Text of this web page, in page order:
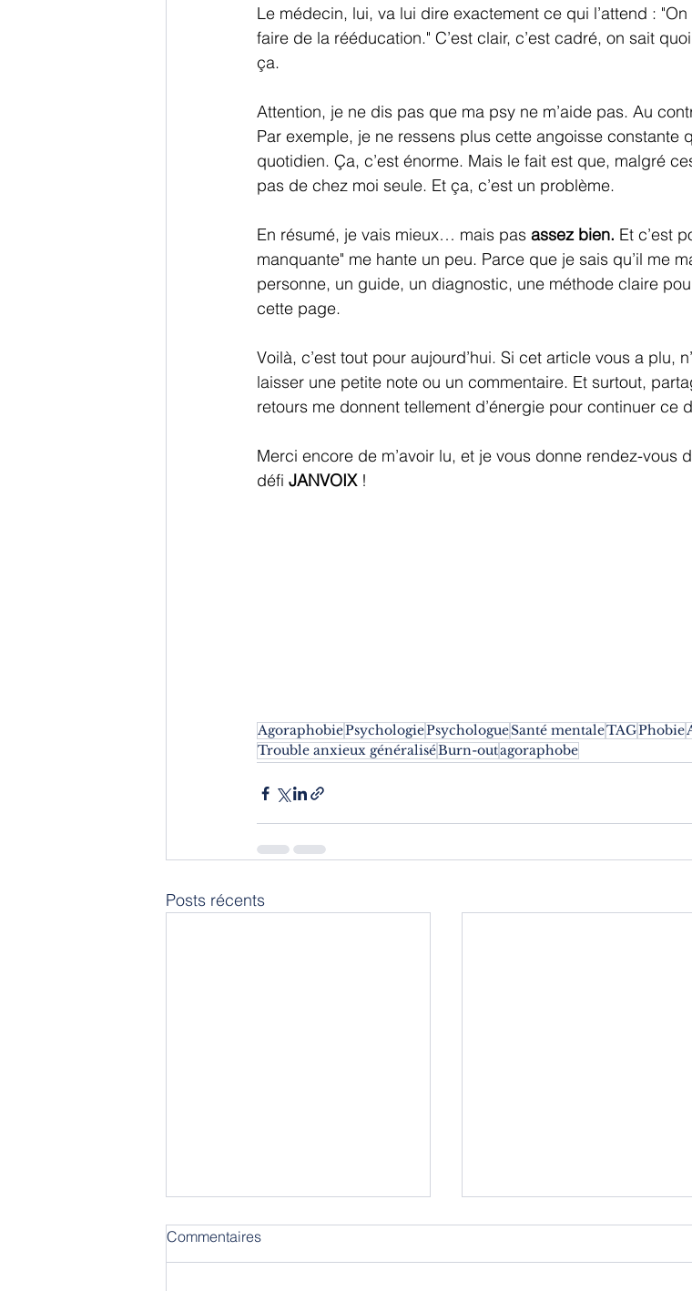
Le médecin, lui, va lui dire exactement ce qui l’attend :
faire de la rééducation." C’est clair, c’est cadré, on sait
ça.
Attention, je ne dis pas que ma psy ne m’aide pas. Au
Par exemple, je ne ressens plus cette angoisse constante
quotidien. Ça, c’est énorme. Mais le fait est que, malgré
pas de chez moi seule. Et ça, c’est un problème.
En résumé, je vais mieux… mais pas assez bien. Et c’est
manquante" me hante un peu. Parce que je sais qu’il me
personne, un guide, un diagnostic, une méthode claire
cette page.
Voilà, c’est tout pour aujourd’hui. Si cet article vous a plu,
laisser une petite note ou un commentaire. Et surtout,
retours me donnent tellement d’énergie pour continuer ce
Merci encore de m’avoir lu, et je vous donne rendez-vous
défi JANVOIX !
AgoraphobiePsychologiePsychologueSanté mentaleTAGPhobie
Trouble anxieux généraliséBurn-outagoraphobe
Posts récents
Commentaires